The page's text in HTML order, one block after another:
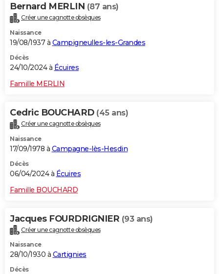
Bernard MERLIN (87 ans)
Créer une cagnotte obsèques
Naissance
19/08/1937 à Campigneulles-les-Grandes
Décès
24/10/2024 à Écuires
Famille MERLIN
Cedric BOUCHARD (45 ans)
Créer une cagnotte obsèques
Naissance
17/09/1978 à Campagne-lès-Hesdin
Décès
06/04/2024 à Écuires
Famille BOUCHARD
Jacques FOURDRIGNIER (93 ans)
Créer une cagnotte obsèques
Naissance
28/10/1930 à Cartignies
Décès